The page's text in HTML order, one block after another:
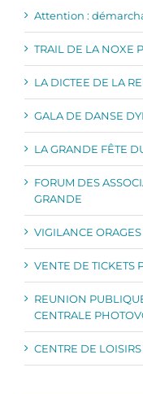
Attention :
TRAIL DE LA NOXE
LA DICTEE DE LA
GALA DE DANSE
LA GRANDE FÊTE
FORUM DES
GRANDE
VIGILANCE
VENTE DE TICKETS
REUNION
CENTRALE
CENTRE DE